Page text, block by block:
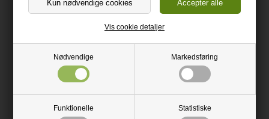
Nødvendige Markedsføring
Funktionelle Statistiske
Vis cookie detaljer
50,00 DKK
50,00 DKK